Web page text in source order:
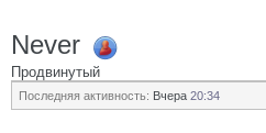
Never
Продвинутый
Последняя активность: Вчера 20:34